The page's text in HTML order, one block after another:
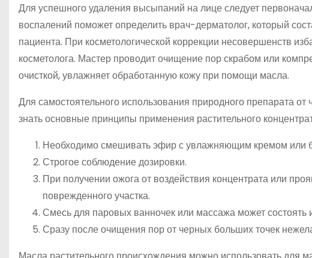
Для успешного удаления высыпаний на лице следует
воспалений поможет определить врач-дерматолог, который
пациента. При косметологической коррекции несовершенств
косметолога. Мастер проводит очищение пор скрабом или
очисткой, увлажняет обработанную кожу при помощи масла.
Для самостоятельного использования природного препарата
знать основные принципы применения растительного
Необходимо смешивать эфир с увлажняющим кремом или
Строгое соблюдение дозировки.
При получении ожога от воздействия концентрата или
поврежденного участка.
Смесь для паровых ванночек или массажа может состоять
Сразу после очищения пор от черных больших точек